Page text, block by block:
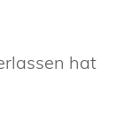
hat